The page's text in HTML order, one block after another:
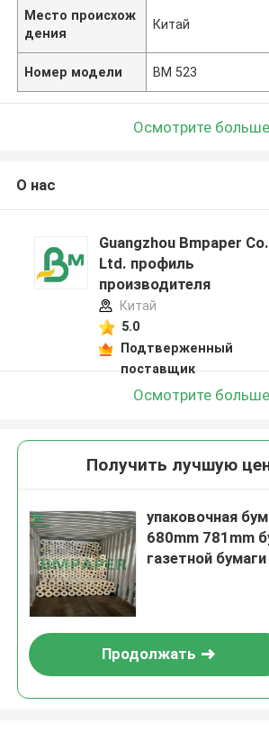
Место происхож
дения
Китай
Номер модели BM 523
Осмотрите больше
О нас
Guangzhou Bmpaper
Ltd. профиль
производителя
Китай
5.0
Подтверженный
поставщик
Осмотрите больше
Получить лучшую
упаковочная
680mm 781mm
газетной
Продолжать